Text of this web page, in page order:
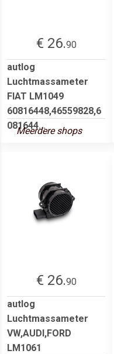
€ 26.90
autlog
Luchtmassameter
FIAT LM1049
60816448,46559828,6
081644...
Meerdere shops
€ 26.90
autlog
Luchtmassameter
VW,AUDI,FORD
LM1061